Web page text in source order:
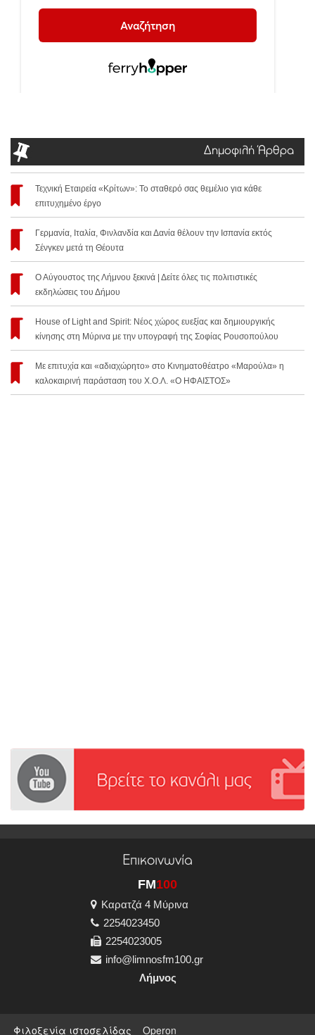
Δημοφιλή Άρθρα
Τεχνική Εταιρεία «Κρίτων»: Το σταθερό σας θεμέλιο για κάθε
επιτυχημένο έργο
Γερμανία, Ιταλία, Φινλανδία και Δανία θέλουν την Ισπανία εκτός
Σένγκεν μετά τη Θέουτα
Ο Αύγουστος της Λήμνου ξεκινά | Δείτε όλες τις πολιτιστικές
εκδηλώσεις του Δήμου
House of Light and Spirit: Νέος χώρος ευεξίας και δημιουργικής
κίνησης στη Μύρινα με την υπογραφή της Σοφίας Ρουσοπούλου
Με επιτυχία και «αδιαχώρητο» στο Κινηματοθέατρο «Μαρούλα» η
καλοκαιρινή παράσταση του Χ.Ο.Λ. «Ο ΗΦΑΙΣΤΟΣ»
Επικοινωνία
FM100
Καρατζά 4 Μύρινα
2254023450
2254023005
info@limnosfm100.gr
Λήμνος
Φιλοξενία ιστοσελίδας Operon